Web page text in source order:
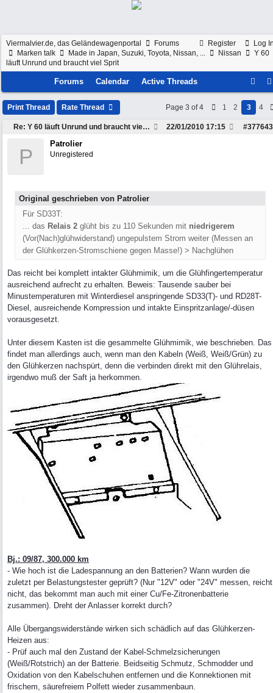
Register Log
Viermalvier.de, das Geländewagenportal
Forums
Marken talk
Made in Japan, Suzuki, Toyota, Nissan, ... Nissan
Y 60
läuft Unrund und braucht viel Sprit
Forums Calendar Active Threads
Print Thread Rate Thread Page 3 of 4 1 2 3 4
Re: Y 60 läuft Unrund und braucht viel Sprit #377643
22/01/2010 17:15
P
Patrolier
Unregistered
Original geschrieben von Patrolier
Für SD33T:
... das Relais 2 glüht bis zu 110 Sekunden mit niedrigerem
(Vor(Nach)glühwiderstand) ungepulstem Strom weiter (Messen an
der Glühkerzen-Stromschiene gegen Masse!) > Nachglühen
Das reicht bei komplett intakter Glühmimik, um die Glühfingertemperatur
ausreichend aufrecht zu erhalten. Beweis: Tausende sauber bei
Minustemperaturen mit Winterdiesel anspringende SD33(T)- und RD28T-
Diesel, ausreichende Kompression und intakte Einspritzanlage/-düsen
vorausgesetzt.
Unter diesem Kasten ist die gesammelte Glühmimik, wie beschrieben. Das
findet man allerdings auch, wenn man den Kabeln (Weiß, Weiß/Grün) zu
den Glühkerzen nachspürt, denn die verbinden direkt mit den Glührelais,
irgendwo muß der Saft ja herkommen.
Bj.: 09/87, 300.000 km
- Wie hoch ist die Ladespannung an den Batterien? Wann wurden die
zuletzt per Belastungstester geprüft? (Nur "12V" oder "24V" messen, reicht
nicht, das bekommt man auch mit einer Cu/Fe-Zitronenbatterie
zusammen). Dreht der Anlasser korrekt durch?
Alle Übergangswiderstände wirken sich schädlich auf das Glühkerzen-
Heizen aus:
- Prüf auch mal den Zustand der Kabel-Schmelzsicherungen
(Weiß/Rotstrich) an der Batterie. Beidseitig Schmutz, Schmodder und
Oxidation von den Kabelschuhen entfernen und die Konnektionen mit
frischem, säurefreiem Polfett wieder zusammenbaun.